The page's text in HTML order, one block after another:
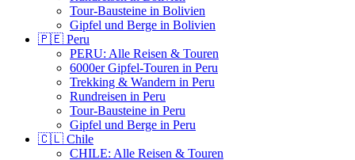
Tour-Bausteine in Bolivien
Gipfel und Berge in Bolivien
🇵🇪 Peru
PERU: Alle Reisen & Touren
6000er Gipfel-Touren in Peru
Trekking & Wandern in Peru
Rundreisen in Peru
Tour-Bausteine in Peru
Gipfel und Berge in Peru
🇨🇱 Chile
CHILE: Alle Reisen & Touren